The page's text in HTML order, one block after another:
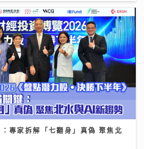
專家拆解「七翻身」真偽 聚焦北